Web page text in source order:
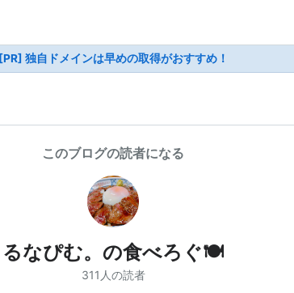
[PR] 独自ドメインは早めの取得がおすすめ！
このブログの読者になる
るなぴむ。の食べろぐ🍽
311人の読者